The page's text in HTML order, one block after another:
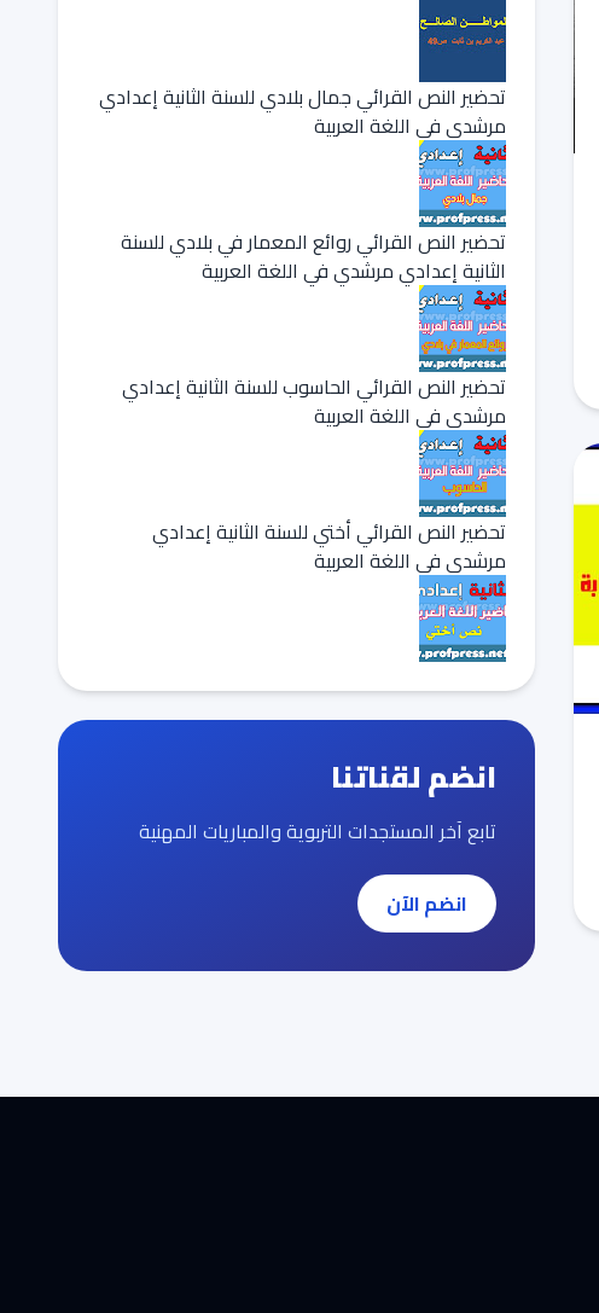
تحضير النص القرائي جمال بلادي للسنة الثانية إعدادي
مرشدي في اللغة العربية
تحضير النص القرائي روائع المعمار في بلادي للسنة
الثانية إعدادي مرشدي في اللغة العربية
تحضير النص القرائي الحاسوب للسنة الثانية إعدادي
مرشدي في اللغة العربية
تحضير النص القرائي أختي للسنة الثانية إعدادي
مرشدي في اللغة العربية
انضم لقناتنا
تابع آخر المستجدات التربوية والمباريات المهنية
انضم الآن